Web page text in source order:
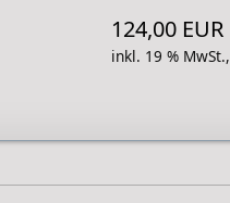
124,00 EUR
inkl. 19 % MwSt.,